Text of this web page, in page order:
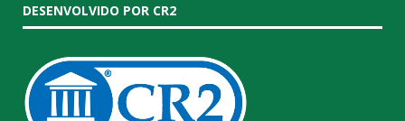
DESENVOLVIDO POR CR2